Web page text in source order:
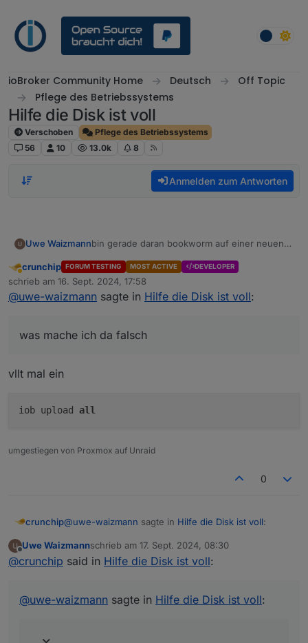
ioBroker Community Home Deutsch
Off Topic
Pflege des Betriebssystems
Hilfe die Disk ist voll
Verschoben
Pflege des Betriebssystems
56
10 13.0k 8
Anmelden zum Antworten
Uwe Waizmannbin gerade daran bookworm auf einer neuen
Leider fehlt mir etwas die Zeit.
Habe mal die Disk wo den Fehler hat
vergrößert.
Fehler sind jetzt alle weg, ausser Cannot read
nervt, habe ich die Datei vom neuen Sytem
Abwesend
crunchip FORUM TESTING MOST ACTIVE DEVELOPER
schrieb am 16. Sept. 2024, 17:58
zuletzt editiert von
@uwe-waizmann sagte in Hilfe die Disk ist voll:
was mache ich da falsch
vllt mal ein
iob upload all
umgestiegen von Proxmox auf Unraid
0
crunchip@uwe-waizmann sagte in Hilfe die Disk ist voll:
was mache ich da falsch
vllt mal ein
Uwe Waizmannschrieb am 17. Sept. 2024, 08:30
zuletzt editiert von
@crunchip said in Hilfe die Disk ist voll:
@uwe-waizmann sagte in Hilfe die Disk ist voll: